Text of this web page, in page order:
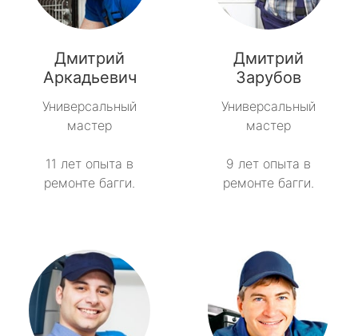
Дмитрий
Аркадьевич
Универсальный
мастер
11 лет опыта в
ремонте багги.
Дмитрий
Зарубов
Универсальный
мастер
9 лет опыта в
ремонте багги.